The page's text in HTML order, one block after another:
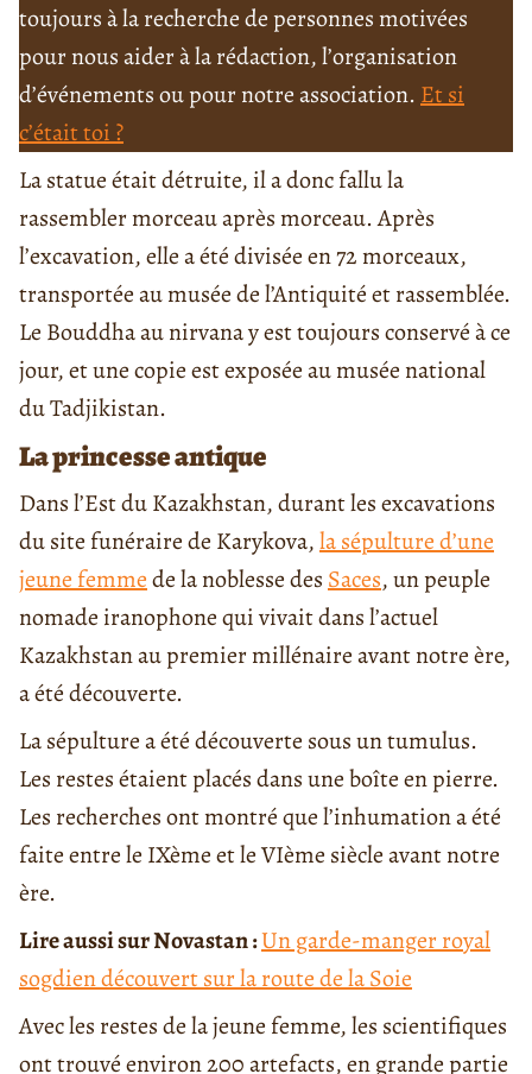
toujours à la recherche de personnes motivées
pour nous aider à la rédaction, l’organisation
d’événements ou pour notre association. Et si
c’était toi ?
La statue était détruite, il a donc fallu la
rassembler morceau après morceau. Après
l’excavation, elle a été divisée en 72 morceaux,
transportée au musée de l’Antiquité et rassemblée.
Le Bouddha au nirvana y est toujours conservé à ce
jour, et une copie est exposée au musée national
du Tadjikistan.
La princesse antique
Dans l’Est du Kazakhstan, durant les excavations
du site funéraire de Karykova,la sépulture d’une
jeune femmede la noblesse des Saces, un peuple
nomade iranophone qui vivait dans l’actuel
Kazakhstan au premier millénaire avant notre ère,
a été découverte.
La sépulture a été découverte sous un tumulus.
Les restes étaient placés dans une boîte en pierre.
Les recherches ont montré que l’inhumation a été
faite entre le IXème et le VIème siècle avant notre
ère.
Lire aussi sur Novastan :Un garde-manger royal
sogdien découvert sur la route de la Soie
Avec les restes de la jeune femme, les scientifiques
ont trouvé environ 200 artefacts, en grande partie